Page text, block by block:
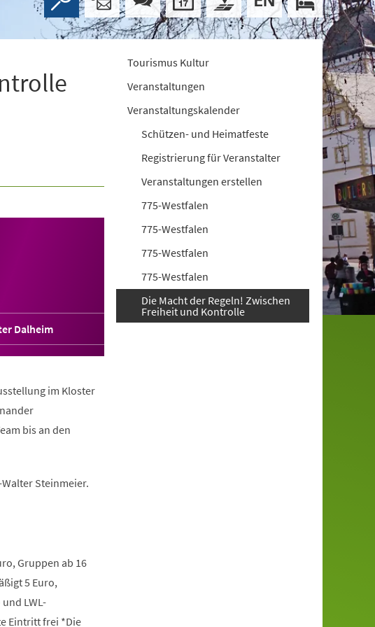
Dalheim
im Kloster
bis an den
Steinmeier.
Gruppen ab 16
5 Euro,
LWL-
Eintritt frei *Die
Tourismus Kultur
Veranstaltungen
Veranstaltungskalender
Schützen- und Heimatfeste
Registrierung für Veranstalter
Veranstaltungen erstellen
775-Westfalen
775-Westfalen
775-Westfalen
775-Westfalen
Die Macht der Regeln! Zwischen
Freiheit und Kontrolle